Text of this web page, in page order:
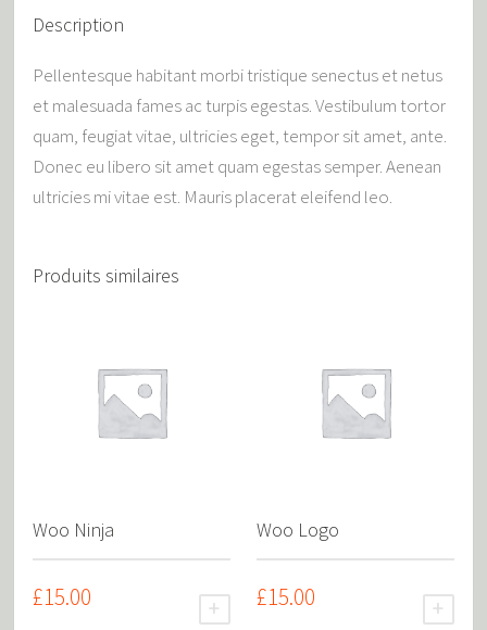
Description
Pellentesque habitant morbi tristique senectus et netus
et malesuada fames ac turpis egestas. Vestibulum tortor
quam, feugiat vitae, ultricies eget, tempor sit amet, ante.
Donec eu libero sit amet quam egestas semper. Aenean
ultricies mi vitae est. Mauris placerat eleifend leo.
Produits similaires
Woo Ninja
£15.00 AJOUTER AU PANIER
Woo Logo
£15.00